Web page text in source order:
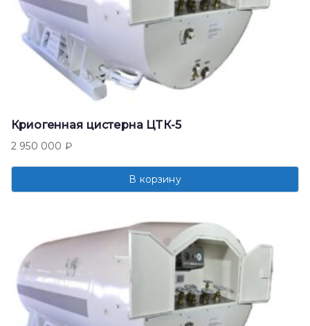
Криогенная цистерна ЦТК-5
2 950 000 ₽
В корзину